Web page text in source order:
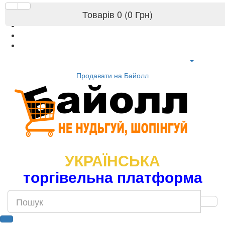
Продавати на Байолл
УКРАЇНСЬКА
торгівельна платформа
Товарів 0 (0 Грн)